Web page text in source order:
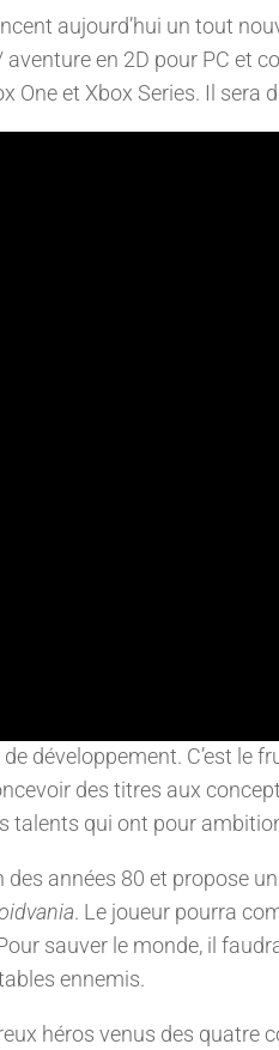
aujourd’hui un tout
aventure en 2D pour PC et
One et Xbox Series. Il sera
développement. C’est le
des titres aux
qui ont pour
des années 80 et propose
. Le joueur pourra
sauver le monde, il
ennemis.
héros venus des